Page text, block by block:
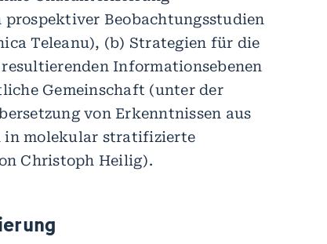
Beobachtungsstudien
Teleanu), (b) Strategien für die
Informationsebenen
Gemeinschaft (unter der
von Erkenntnissen aus
in molekular stratifizierte
Christoph Heilig).